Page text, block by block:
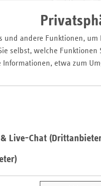
und andere Funktionen,
selbst, welche
Informationen, etwa zum
Live-Chat
Prof. Dr. Uwe G.
ersatzkasse
Bevölkerung mit